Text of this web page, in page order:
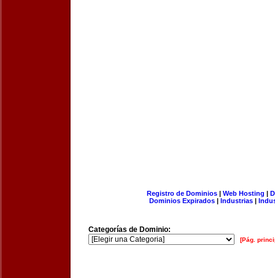
Registro de Dominios| Web Hosting |
Dominios Expirados | Industrias |
Categorías de Dominio:
[Pág.